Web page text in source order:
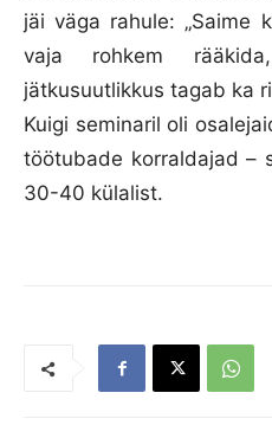
jäi väga rahule: „Saime
vaja rohkem
jätkusuutlikkus tagab ka
Kuigi seminaril oli
töötubade korraldajad –
30-40 külalist.